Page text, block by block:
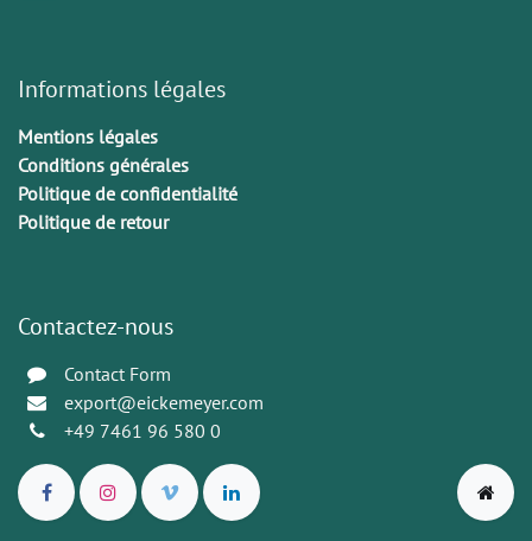
Informations légales
Mentions légales
Conditions générales
Politique de confidentialité
Politique de retour
Contactez-nous
Contact Form
export@eickemeyer.com
+49 7461 96 580 0